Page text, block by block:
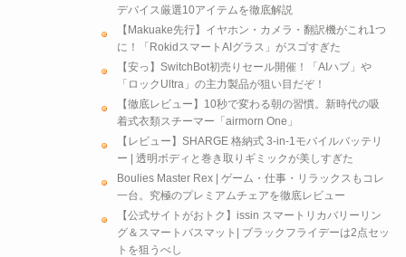
デバイス厳選10アイテムを徹底解説
【Makuake先行】イヤホン・カメラ・翻訳機がこれ1つ
に！「RokidスマートAIグラス」がスゴすぎた
【安っ】SwitchBot初売りセール開催！「AIハブ」や
「ロックUltra」の主力製品が狙い目だぞ！
【徹底レビュー】10秒で変わる朝の習慣。新時代の吸
着式衣類スチーマー「airmorn One」
【レビュー】SHARGE 格納式 3-in-1モバイルバッテリ
ー | 透明ボディと巻き取りギミックが美しすぎた
Boulies Master Rex | ゲーム・仕事・リラックスもコレ
一台。究極のプレミアムチェアを徹底レビュー
【公式サイトがおトク】issin スマートリカバリーリン
グ＆スマートバスマット| ブラックフライデーは2点セッ
トを狙うべし